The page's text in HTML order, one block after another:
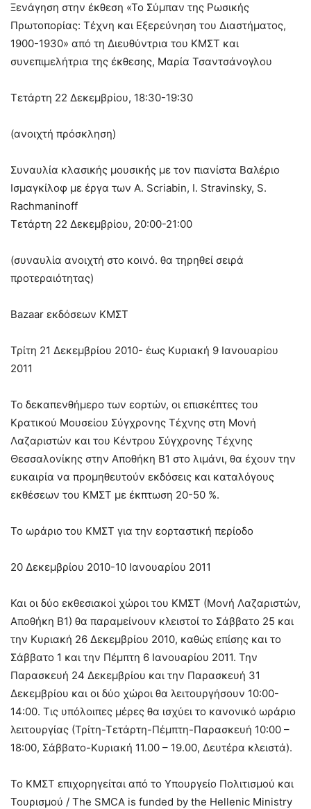
Ξενάγηση στην έκθεση «Το Σύμπαν της Ρωσικής
Πρωτοπορίας: Τέχνη και Εξερεύνηση του Διαστήματος,
1900-1930» από τη Διευθύντρια του ΚΜΣΤ και
συνεπιμελήτρια της έκθεσης, Μαρία Τσαντσάνογλου
Τετάρτη 22 Δεκεμβρίου, 18:30-19:30
(ανοιχτή πρόσκληση)
Συναυλία κλασικής μουσικής με τον πιανίστα Βαλέριο
Ισμαγκίλοφ με έργα των A. Scriabin, I. Stravinsky, S.
Rachmaninoff
Τετάρτη 22 Δεκεμβρίου, 20:00-21:00
(συναυλία ανοιχτή στο κοινό. θα τηρηθεί σειρά
προτεραιότητας)
Bazaar εκδόσεων ΚΜΣΤ
Τρίτη 21 Δεκεμβρίου 2010- έως Κυριακή 9 Ιανουαρίου
2011
Το δεκαπενθήμερο των εορτών, οι επισκέπτες του
Κρατικού Μουσείου Σύγχρονης Τέχνης στη Μονή
Λαζαριστών και του Κέντρου Σύγχρονης Τέχνης
Θεσσαλονίκης στην Αποθήκη Β1 στο λιμάνι, θα έχουν την
ευκαιρία να προμηθευτούν εκδόσεις και καταλόγους
εκθέσεων του ΚΜΣΤ με έκπτωση 20-50 %.
To ωράριο του ΚΜΣΤ για την εορταστική περίοδο
20 Δεκεμβρίου 2010-10 Ιανουαρίου 2011
Και οι δύο εκθεσιακοί χώροι του ΚΜΣΤ (Μονή Λαζαριστών,
Αποθήκη Β1) θα παραμείνουν κλειστοί το Σάββατο 25 και
την Κυριακή 26 Δεκεμβρίου 2010, καθώς επίσης και το
Σάββατο 1 και την Πέμπτη 6 Ιανουαρίου 2011. Την
Παρασκευή 24 Δεκεμβρίου και την Παρασκευή 31
Δεκεμβρίου και οι δύο χώροι θα λειτουργήσουν 10:00-
14:00. Τις υπόλοιπες μέρες θα ισχύει το κανονικό ωράριο
λειτουργίας (Τρίτη-Τετάρτη-Πέμπτη-Παρασκευή 10:00 –
18:00, Σάββατο-Κυριακή 11.00 – 19.00, Δευτέρα κλειστά).
Το ΚΜΣΤ επιχορηγείται από το Υπουργείο Πολιτισμού και
Τουρισμού / The SMCA is funded by the Hellenic Ministry